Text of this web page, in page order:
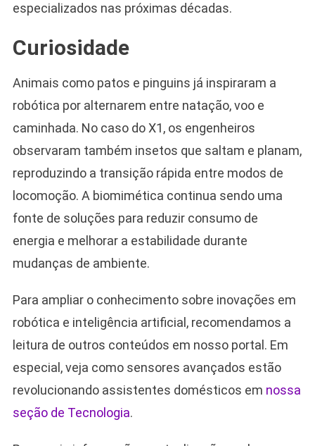
especializados nas próximas décadas.
Curiosidade
Animais como patos e pinguins já inspiraram a
robótica por alternarem entre natação, voo e
caminhada. No caso do X1, os engenheiros
observaram também insetos que saltam e planam,
reproduzindo a transição rápida entre modos de
locomoção. A biomimética continua sendo uma
fonte de soluções para reduzir consumo de
energia e melhorar a estabilidade durante
mudanças de ambiente.
Para ampliar o conhecimento sobre inovações em
robótica e inteligência artificial, recomendamos a
leitura de outros conteúdos em nosso portal. Em
especial, veja como sensores avançados estão
revolucionando assistentes domésticos em nossa
seção de Tecnologia.